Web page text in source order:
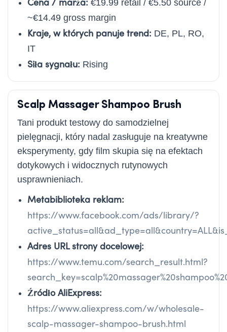
€19.99 retail / €5.50 source /
~€14.49 gross margin
Kraje, w których panuje trend: DE, PL, RO,
IT
Siła sygnału: Rising
Scalp Massager Shampoo Brush
Tani produkt testowy do samodzielnej
pielęgnacji, który nadal zasługuje na kreatywne
eksperymenty, gdy film skupia się na efektach
dotykowych i widocznych rutynowych
usprawnieniach.
Metabiblioteka reklam:
https://www.facebook.com/ads/library/?
Adres URL strony docelowej:
https://www.temu.com/search_result.html?
Źródło AliExpress:
https://www.aliexpress.com/w/wholesale-
scalp-massager-shampoo-brush.html